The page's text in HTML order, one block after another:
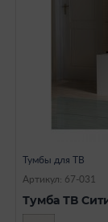
Тумбы для ТВ
Артикул: 67-031
Тумба ТВ